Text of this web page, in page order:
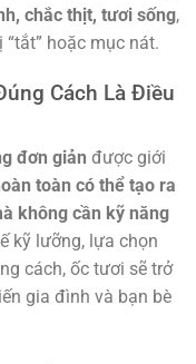
chắc thịt, tươi sống,
hoặc mục nát.
Cách Là Điều
đơn giản được giới
toàn có thể tạo ra
không cần kỹ năng
kỹ lưỡng, lựa chọn
cách, ốc tươi sẽ trở
gia đình và bạn bè